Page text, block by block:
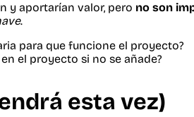
y aportarían valor, pero no son
.
para que funcione el proyecto?
el proyecto si no se añade?
esta vez)